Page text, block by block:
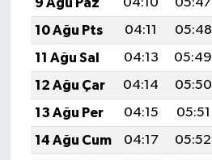
9 Ağu Paz
04:10 05:47
10 Ağu Pts
04:11 05:48
11 Ağu Sal
04:13 05:49
12 Ağu Çar
04:14 05:50
13 Ağu Per
04:15 05:51
14 Ağu Cum
04:17 05:52